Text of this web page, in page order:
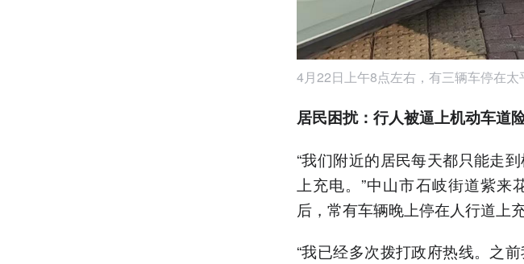
4月22日上午8点左右，有三辆车停在太
居民困扰：行人被逼上机动车道
“我们附近的居民每天都只能走
上充电。”中山市石岐街道紫
后，常有车辆晚上停在人行道上
“我已经多次拨打政府热线。之